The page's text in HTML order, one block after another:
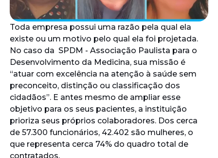
Toda empresa possui uma razão pela qual ela
existe ou um motivo pelo qual ela foi projetada.
No caso da SPDM - Associação Paulista para o
Desenvolvimento da Medicina, sua missão é
“atuar com excelência na atenção à saúde sem
preconceito, distinção ou classificação dos
cidadãos”. E antes mesmo de ampliar esse
objetivo para os seus pacientes, a instituição
prioriza seus próprios colaboradores. Dos cerca
de 57.300 funcionários, 42.402 são mulheres, o
que representa cerca 74% do quadro total de
contratados.